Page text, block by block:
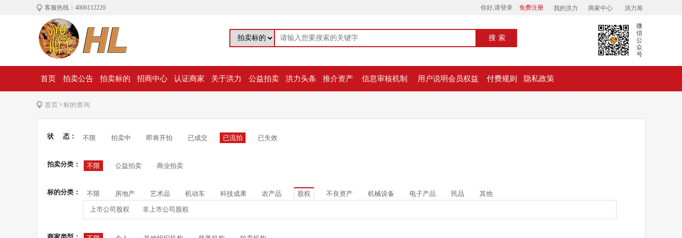
客服热线：4006112220 你好,请登录 免费注册 我的洪力 商家中心 洪力筹
搜索
微
信
公
众
号
首页 拍卖公告 拍卖标的 招商中心 认证商家 关于洪力 公益拍卖 洪力头条 推介资产 信息审核机制 用户说明会员权益 付费规则 隐私政策
首页>标的查询
状 态： 不限 拍卖中 即将开拍 已成交 已流拍 已失效
拍卖分类： 不限 公益拍卖 商业拍卖
标的分类： 不限 房地产 艺术品 机动车 科技成果 农产品 股权 不良资产 机械设备 电子产品 民品 其他
上市公司股权 非上市公司股权